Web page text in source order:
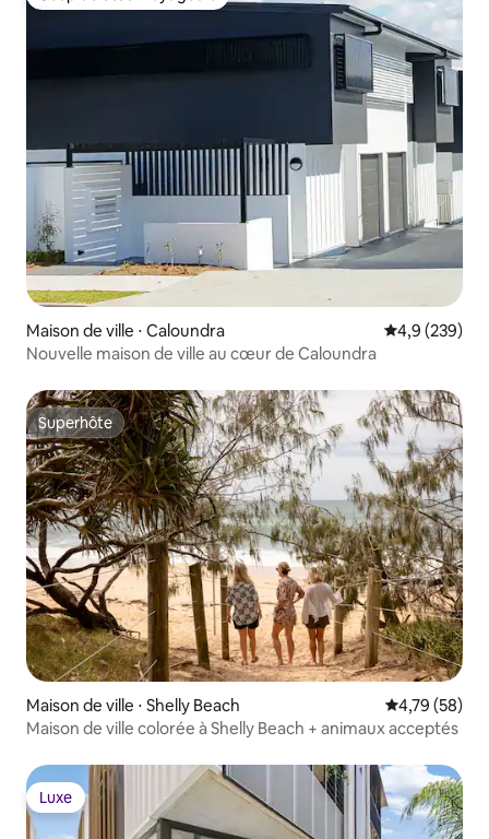
Maison de ville ⋅ Caloundra Évaluation
4,9 (239)
Nouvelle maison de ville au cœur de Caloundra
Superhôte
Superhôte
Maison de ville ⋅ Shelly Beach Évaluation
4,79 (58)
Maison de ville colorée à Shelly Beach + animaux acceptés
Luxe
Luxe